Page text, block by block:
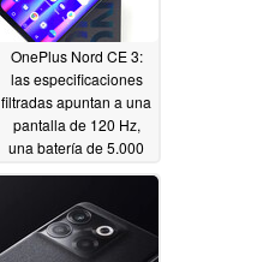
OnePlus Nord CE 3:
las especificaciones
filtradas apuntan a una
pantalla de 120 Hz,
una batería de 5.000
mAh y una cámara de